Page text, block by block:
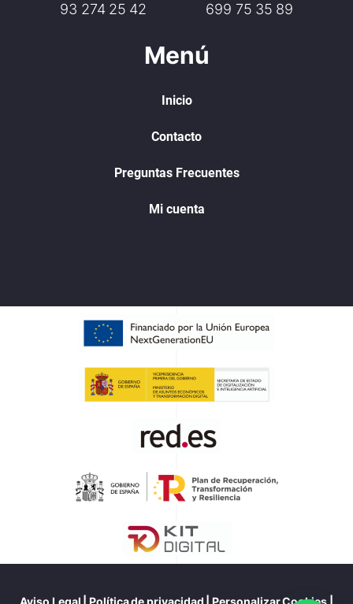
93 274 25 42 699 75 35 89
Menú
Inicio
Contacto
Preguntas Frecuentes
Mi cuenta